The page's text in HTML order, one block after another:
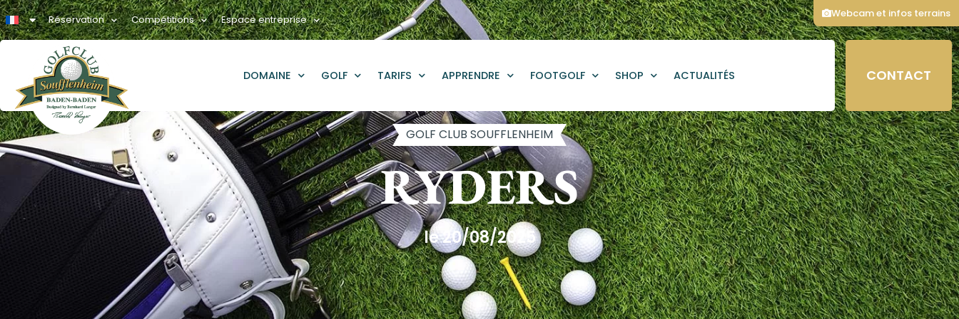
Réservation Compétitions Espace entreprise
DOMAINE GOLF TARIFS APPRENDRE FOOTGOLF SHOP ACTUALITÉS CONTACT
GOLF CLUB SOUFFLENHEIM
RYDERS
le 20/08/2025
Webcam et infos terrains